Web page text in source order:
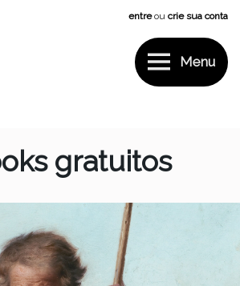
entreou crie sua conta
Menu
gratuitos